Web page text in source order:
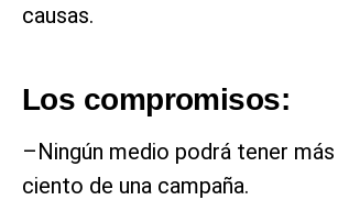
causas.
Los compromisos:
–Ningún medio podrá tener
ciento de una campaña.